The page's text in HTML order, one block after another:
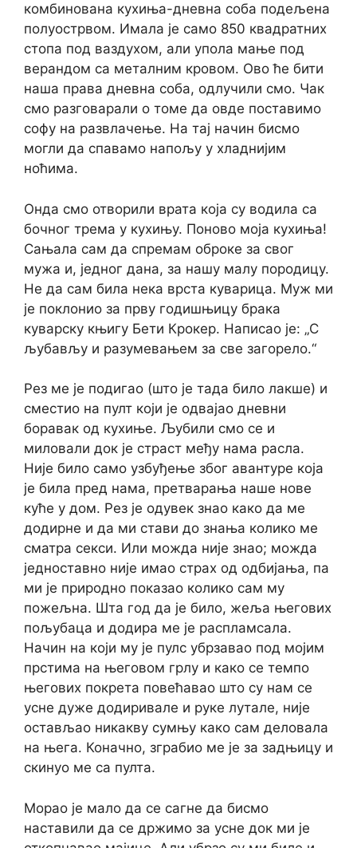
комбинована кухиња-дневна соба подељена
полуострвом. Имала је само 850 квадратних
стопа под ваздухом, али упола мање под
верандом са металним кровом. Ово ће бити
наша права дневна соба, одлучили смо. Чак
смо разговарали о томе да овде поставимо
софу на развлачење. На тај начин бисмо
могли да спавамо напољу у хладнијим
ноћима.
Онда смо отворили врата која су водила са
бочног трема у кухињу. Поново моја кухиња!
Сањала сам да спремам оброке за свог
мужа и, једног дана, за нашу малу породицу.
Не да сам била нека врста куварица. Муж ми
је поклонио за прву годишњицу брака
куварску књигу Бети Крокер. Написао је: „С
љубављу и разумевањем за све загорело.“
Рез ме је подигао (што је тада било лакше) и
сместио на пулт који је одвајао дневни
боравак од кухиње. Љубили смо се и
миловали док је страст међу нама расла.
Није било само узбуђење због авантуре која
је била пред нама, претварања наше нове
куће у дом. Рез је одувек знао како да ме
додирне и да ми стави до знања колико ме
сматра секси. Или можда није знао; можда
једноставно није имао страх од одбијања, па
ми је природно показао колико сам му
пожељна. Шта год да је било, жеља његових
пољубаца и додира ме је распламсала.
Начин на који му је пулс убрзавао под мојим
прстима на његовом грлу и како се темпо
његових покрета повећавао што су нам се
усне дуже додиривале и руке лутале, није
остављао никакву сумњу како сам деловала
на њега. Коначно, зграбио ме је за задњицу и
скинуо ме са пулта.
Морао је мало да се сагне да бисмо
наставили да се држимо за усне док ми је